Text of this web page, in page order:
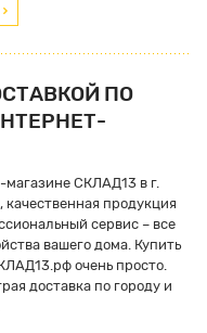
ПО
СКЛАД13 в г.
продукция
сервис – все
вашего дома. Купить
очень просто.
доставка по городу и